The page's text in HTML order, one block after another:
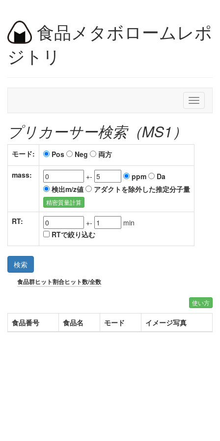
食品メタボロームレポ
ジトリ
Toggle
プリカーサー検索（MS1）
モード: Pos Neg 両方
mass: +- ppm
Da
検出m/z値
アダクトを除外した推定分子量
精密質量計算
RT: +-
min
RTで絞り込む
検索
食品群ヒット割合ヒット数/全数
使い方
食品番号 食品名 モード イメージ写真